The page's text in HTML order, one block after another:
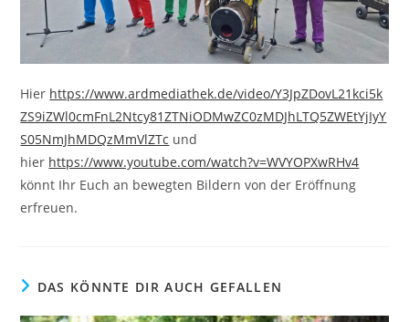
Hier https://www.ardmediathek.de/video/Y3JpZDovL21kci5k
ZS9iZWl0cmFnL2Ntcy81ZTNiODMwZC0zMDJhLTQ5ZWEtYjIyY
S05NmJhMDQzMmVlZTc und
hier https://www.youtube.com/watch?v=WVYOPXwRHv4
könnt Ihr Euch an bewegten Bildern von der Eröffnung
erfreuen.
DAS KÖNNTE DIR AUCH GEFALLEN